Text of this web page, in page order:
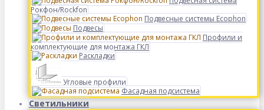
Рокфон/Rockfon
Подвесные системы Ecophon
Подвесы
Профили и
комплектующие для монтажа ГКЛ
Раскладки
Угловые профили
Фасадная подсистема
Светильники